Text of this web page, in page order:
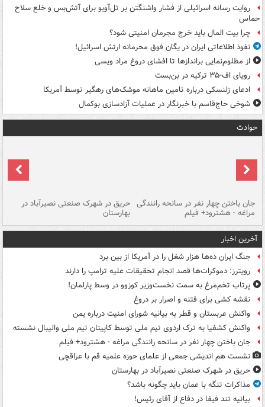
روایت رسانه اسرائیلی از فشار واشنگتن بر تل‌آویو برای آتش‌بس و خلع سلاح
حماس
چرا بیت المال باید خرج مجرمان امنیتی شود؟
نفوذ اطلاعاتی ایران در یگان فوق محرمانه ارتش اسرائیل!
از مظلوم‌نمایی براندازها تا افشای دروغ مراد ویسی
رویای اف-۳۵ ترکیه در بن‌بست
ادعای زلنسکی درباره تامین ماهانه موشک‌های رهگیر توسط آمریکا
شوخی حاج‌قاسم با خبرنگار در عملیات آزادسازی بوکمال
حوادث
جان باختن چهار نفر در سانحه رانندگی
مراغه - هشترود+ فیلم
حریق در شهرک صنعتی نصیرآباد در
بهارستان
آخرین اخبار
جنگ ایران ده‌ها هزار شغل را در آمریکا از بین برد
رویترز: دموکرات‌ها قصد انجام تحقیقات علیه ترامپ را دارند
پرتاب تخم‌مرغ به سمت نخست‌وزیر کوزوو در وسط پارلمان!
نقشه کشی برای فتنه و اصرار بر دروغ
واکنش عربستان و قطر به بیانیه شورای امنیت درباره یمن
واکنش کشفیا به ترک اردوی تیم ملی توسط کاپیتان تیم ملی والیبال نشسته
جان باختن چهار نفر در سانحه رانندگی مراغه - هشترود+ فیلم
نشست هم اندیشی جمعی از علمای حوزه علمیه قم با عراقچی
حریق در شهرک صنعتی نصیرآباد در بهارستان
مذاکرات تنگه با عمان باید چگونه باشد؟
بیانیه تند فیفا در دفاع از آقای رئیس!